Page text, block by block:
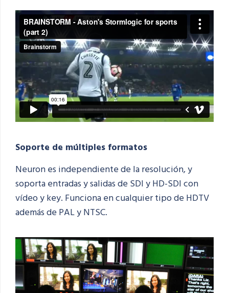
Soporte de múltiples formatos
Neuron es independiente de la resolución, y
soporta entradas y salidas de SDI y HD-SDI con
vídeo y key. Funciona en cualquier tipo de HDTV
además de PAL y NTSC.